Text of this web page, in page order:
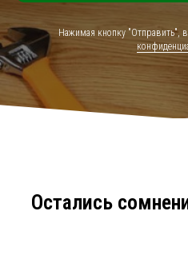
Нажимая кнопку "Отправить",
Остались